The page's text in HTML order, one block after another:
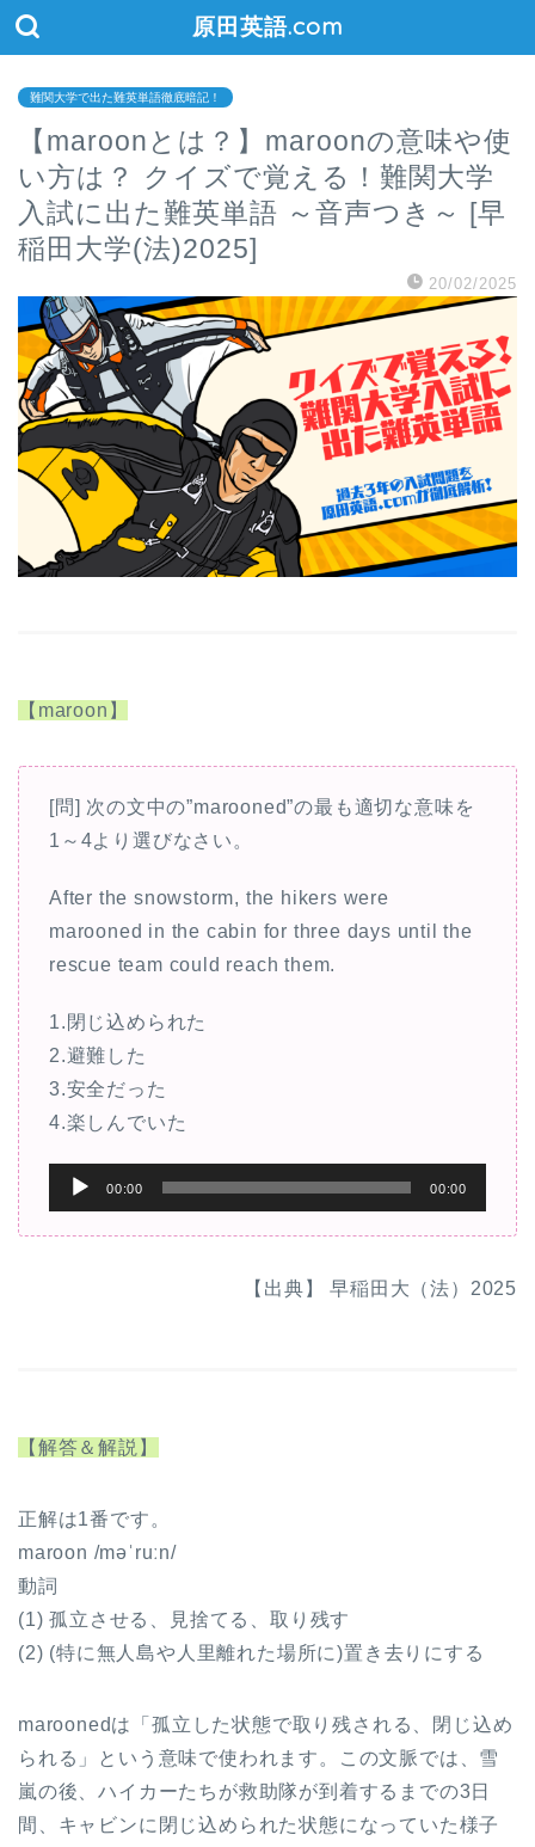
原田英語.com
難関大学で出た難英単語徹底暗記！
【maroonとは？】maroonの意味や使
い方は？ クイズで覚える！難関大学
入試に出た難英単語 ～音声つき～ [早
稲田大学(法)2025]
20/02/2025
【maroon】
[問] 次の文中の”marooned”の最も適切な意味を
1～4より選びなさい。
After the snowstorm, the hikers were
marooned in the cabin for three days until the
rescue team could reach them.
1.閉じ込められた
2.避難した
3.安全だった
4.楽しんでいた
声
00:00 00:00
【出典】 早稲田大（法）2025
【解答＆解説】
正解は1番です。
maroon /məˈruːn/
動詞
(1) 孤立させる、見捨てる、取り残す
(2) (特に無人島や人里離れた場所に)置き去りにする
maroonedは「孤立した状態で取り残される、閉じ込め
られる」という意味で使われます。この文脈では、雪
嵐の後、ハイカーたちが救助隊が到着するまでの3日
間、キャビンに閉じ込められた状態になっていた様子